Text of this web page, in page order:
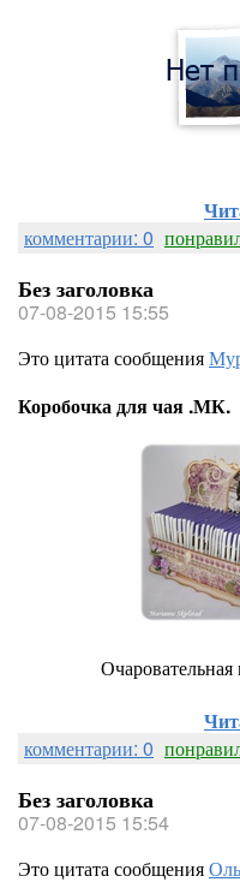
комментарии: 0
Без заголовка
07-08-2015 15:55
Это цитата сообщения
Коробочка для чая .МК.
Очаровательная
комментарии: 0
Без заголовка
07-08-2015 15:54
Это цитата сообщения